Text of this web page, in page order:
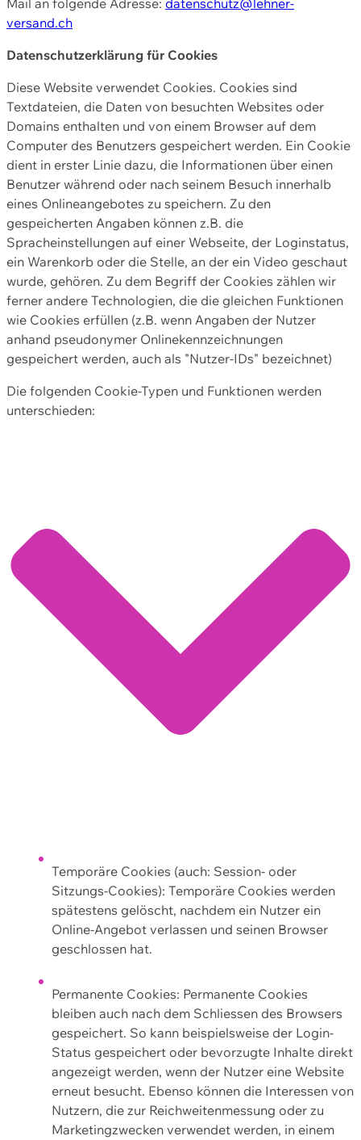
versand.ch
Datenschutzerklärung für Cookies
Diese Website verwendet Cookies. Cookies sind
Textdateien, die Daten von besuchten Websites oder
Domains enthalten und von einem Browser auf dem
Computer des Benutzers gespeichert werden. Ein Cookie
dient in erster Linie dazu, die Informationen über einen
Benutzer während oder nach seinem Besuch innerhalb
eines Onlineangebotes zu speichern. Zu den
gespeicherten Angaben können z.B. die
Spracheinstellungen auf einer Webseite, der Loginstatus,
ein Warenkorb oder die Stelle, an der ein Video geschaut
wurde, gehören. Zu dem Begriff der Cookies zählen wir
ferner andere Technologien, die die gleichen Funktionen
wie Cookies erfüllen (z.B. wenn Angaben der Nutzer
anhand pseudonymer Onlinekennzeichnungen
gespeichert werden, auch als "Nutzer-IDs" bezeichnet)
Die folgenden Cookie-Typen und Funktionen werden
unterschieden:
Temporäre Cookies (auch: Session- oder
Sitzungs-Cookies): Temporäre Cookies werden
spätestens gelöscht, nachdem ein Nutzer ein
Online-Angebot verlassen und seinen Browser
geschlossen hat.
Permanente Cookies: Permanente Cookies
bleiben auch nach dem Schliessen des Browsers
gespeichert. So kann beispielsweise der Login-
Status gespeichert oder bevorzugte Inhalte direkt
angezeigt werden, wenn der Nutzer eine Website
erneut besucht. Ebenso können die Interessen von
Nutzern, die zur Reichweitenmessung oder zu
Marketingzwecken verwendet werden, in einem